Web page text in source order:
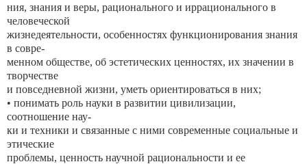
ния, знания и веры, рационального и иррационального в
человеческой
жизнедеятельности, особенностях функционирования знания
в совре-
менном обществе, об эстетических ценностях, их значении в
творчестве
и повседневной жизни, уметь ориентироваться в них;
• понимать роль науки в развитии цивилизации,
соотношение нау-
ки и техники и связанные с ними современные социальные и
этические
проблемы, ценность научной рациональности и ее